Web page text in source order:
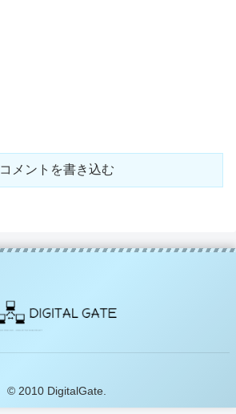
コメントを書き込む
© 2010 DigitalGate.